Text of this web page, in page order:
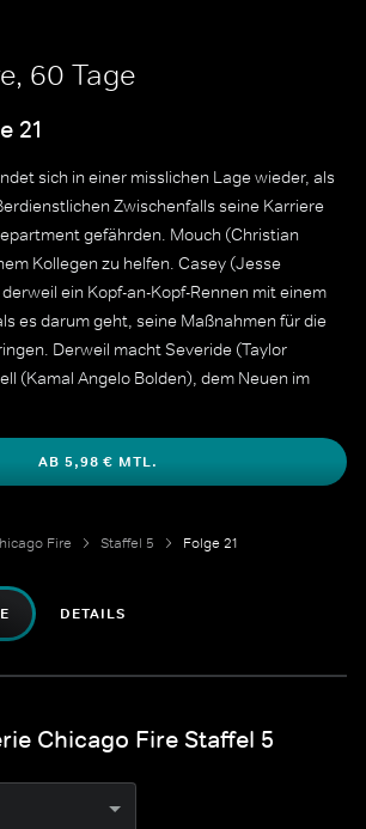
60 Tage
21
sich in einer misslichen Lage wieder, als
Zwischenfalls seine Karriere
gefährden. Mouch (Christian
Kollegen zu helfen. Casey (Jesse
ein Kopf-an-Kopf-Rennen mit einem
es darum geht, seine Maßnahmen für die
Derweil macht Severide (Taylor
(Kamal Angelo Bolden), dem Neuen im
und Dawson (Monica Raymund)
Besuch von ihrem Vater.
AB 5,98 € MTL.
Fire Staffel 5 Folge 21
DETAILS
Chicago Fire Staffel 5